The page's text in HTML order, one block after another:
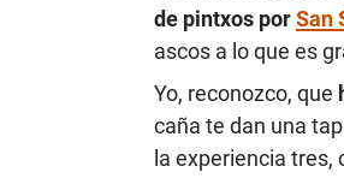
de pintxos porSan
ascos a lo que es
Yo, reconozco, que
caña te dan una
la experiencia